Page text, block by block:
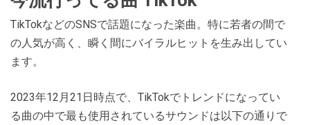
TikTokなどのSNSで話題になった楽曲。特に若者の間で
の人気が高く、瞬く間にバイラルヒットを生み出してい
ます。
2023年12月21日時点で、TikTokでトレンドになってい
る曲の中で最も使用されているサウンドは以下の通りで